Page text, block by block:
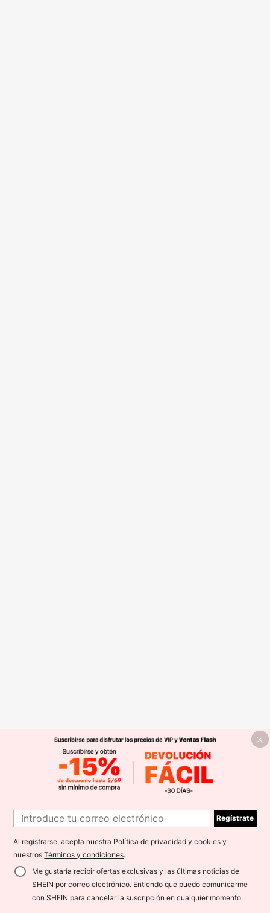
Regístrate
Al registrarse, acepta nuestra Política de privacidad y cookies y
nuestrosTérminos y condiciones.
Me gustaría recibir ofertas exclusivas y las últimas noticias de
SHEIN por correo electrónico. Entiendo que puedo comunicarme
con SHEIN para cancelar la suscripción en cualquier momento.